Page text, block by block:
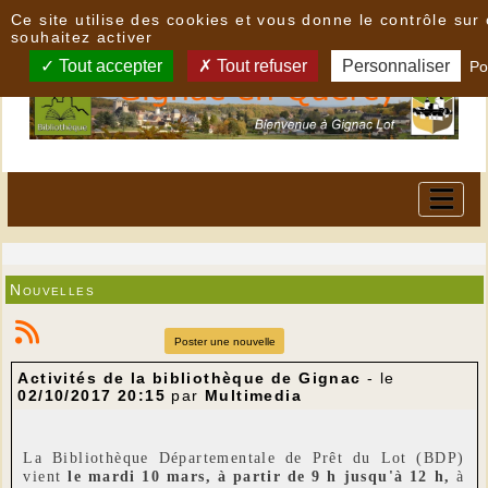
Nouvelles
Poster une nouvelle
Activités de la bibliothèque de Gignac - le
02/10/2017 20:15 par Multimedia
La Bibliothèque Départementale de Prêt du Lot (BDP)
vientle mardi 10 mars, à partir de 9 h jusqu'à 12 h, à
Ce site utilise des cookies et vous donne le contrôle sur
souhaitez activer
Tout accepter Tout refuser Personnaliser